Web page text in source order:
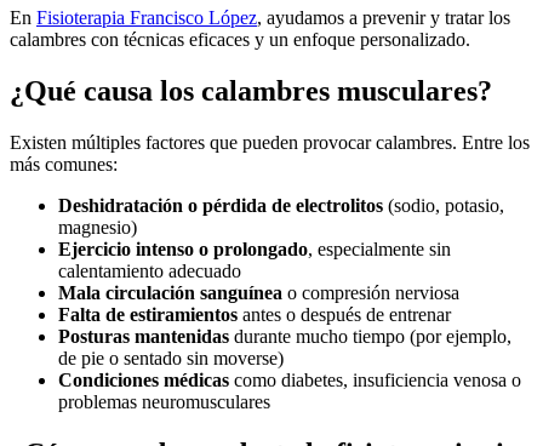
En Fisioterapia Francisco López, ayudamos a prevenir y tratar los
calambres con técnicas eficaces y un enfoque personalizado.
¿Qué causa los calambres musculares?
Existen múltiples factores que pueden provocar calambres. Entre los
más comunes:
Deshidratación o pérdida de electrolitos (sodio, potasio,
magnesio)
Ejercicio intenso o prolongado, especialmente sin
calentamiento adecuado
Mala circulación sanguínea o compresión nerviosa
Falta de estiramientos antes o después de entrenar
Posturas mantenidas durante mucho tiempo (por ejemplo,
de pie o sentado sin moverse)
Condiciones médicas como diabetes, insuficiencia venosa o
problemas neuromusculares